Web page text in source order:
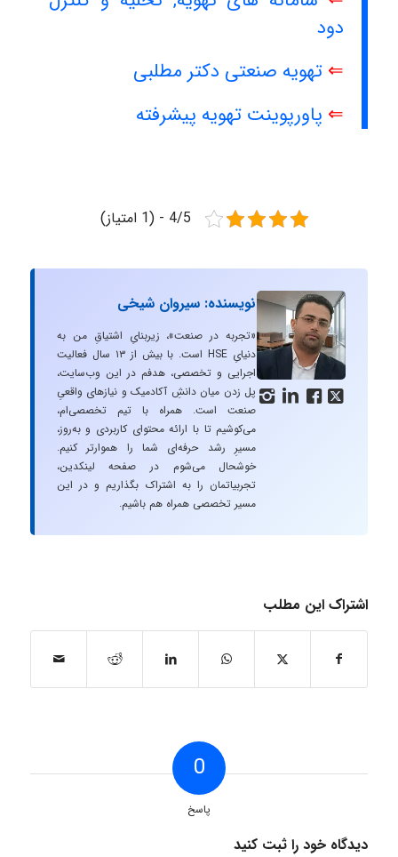
دود
⇐ تهویه صنعتی دکتر مطلبی
⇐ پاورپوینت تهویه پیشرفته
4/5 - (1 امتیاز)
   
نویسنده: سیروان شیخی
«تجربه در صنعت»، زیربنایِ اشتیاقِ من به
دنیایِ HSE است. با بیش از ۱۳ سال فعالیت
اجرایی و تخصصی، هدفم در این وب‌سایت،
پل زدن میان دانشِ آکادمیک و نیازهای واقعیِ
صنعت است. همراه با تیم تخصصی‌ام،
می‌کوشیم تا با ارائه محتوای کاربردی و به‌روز،
مسیرِ رشد حرفه‌ای شما را هموارتر کنیم.
خوشحال می‌شوم در صفحه لینکدین،
تجربیاتمان را به اشتراک بگذاریم و در این
مسیر تخصصی همراه هم باشیم.
اشتراک این مطلب
0
پاسخ
دیدگاه خود را ثبت کنید